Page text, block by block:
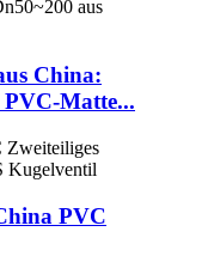
China:
Matte...
PVC